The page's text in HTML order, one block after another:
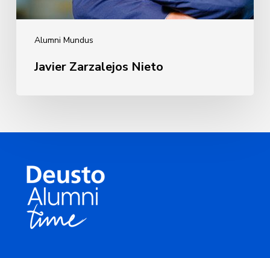
Alumni Mundus
Javier Zarzalejos Nieto